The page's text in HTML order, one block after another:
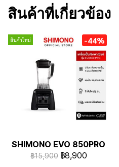
สินค้าที่เกี่ยวข้อง
สินค้าใหม่ -44%
SHIMONO EVO 850PRO
฿15,900 ฿8,900